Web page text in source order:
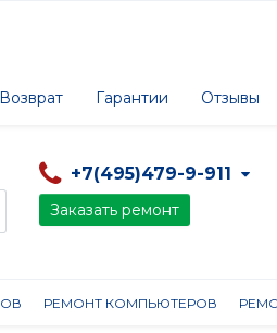
Возврат Гарантии Отзывы
+7(495)479-9-911
Заказать ремонт
РЕМОНТ КОМПЬЮТЕРОВ